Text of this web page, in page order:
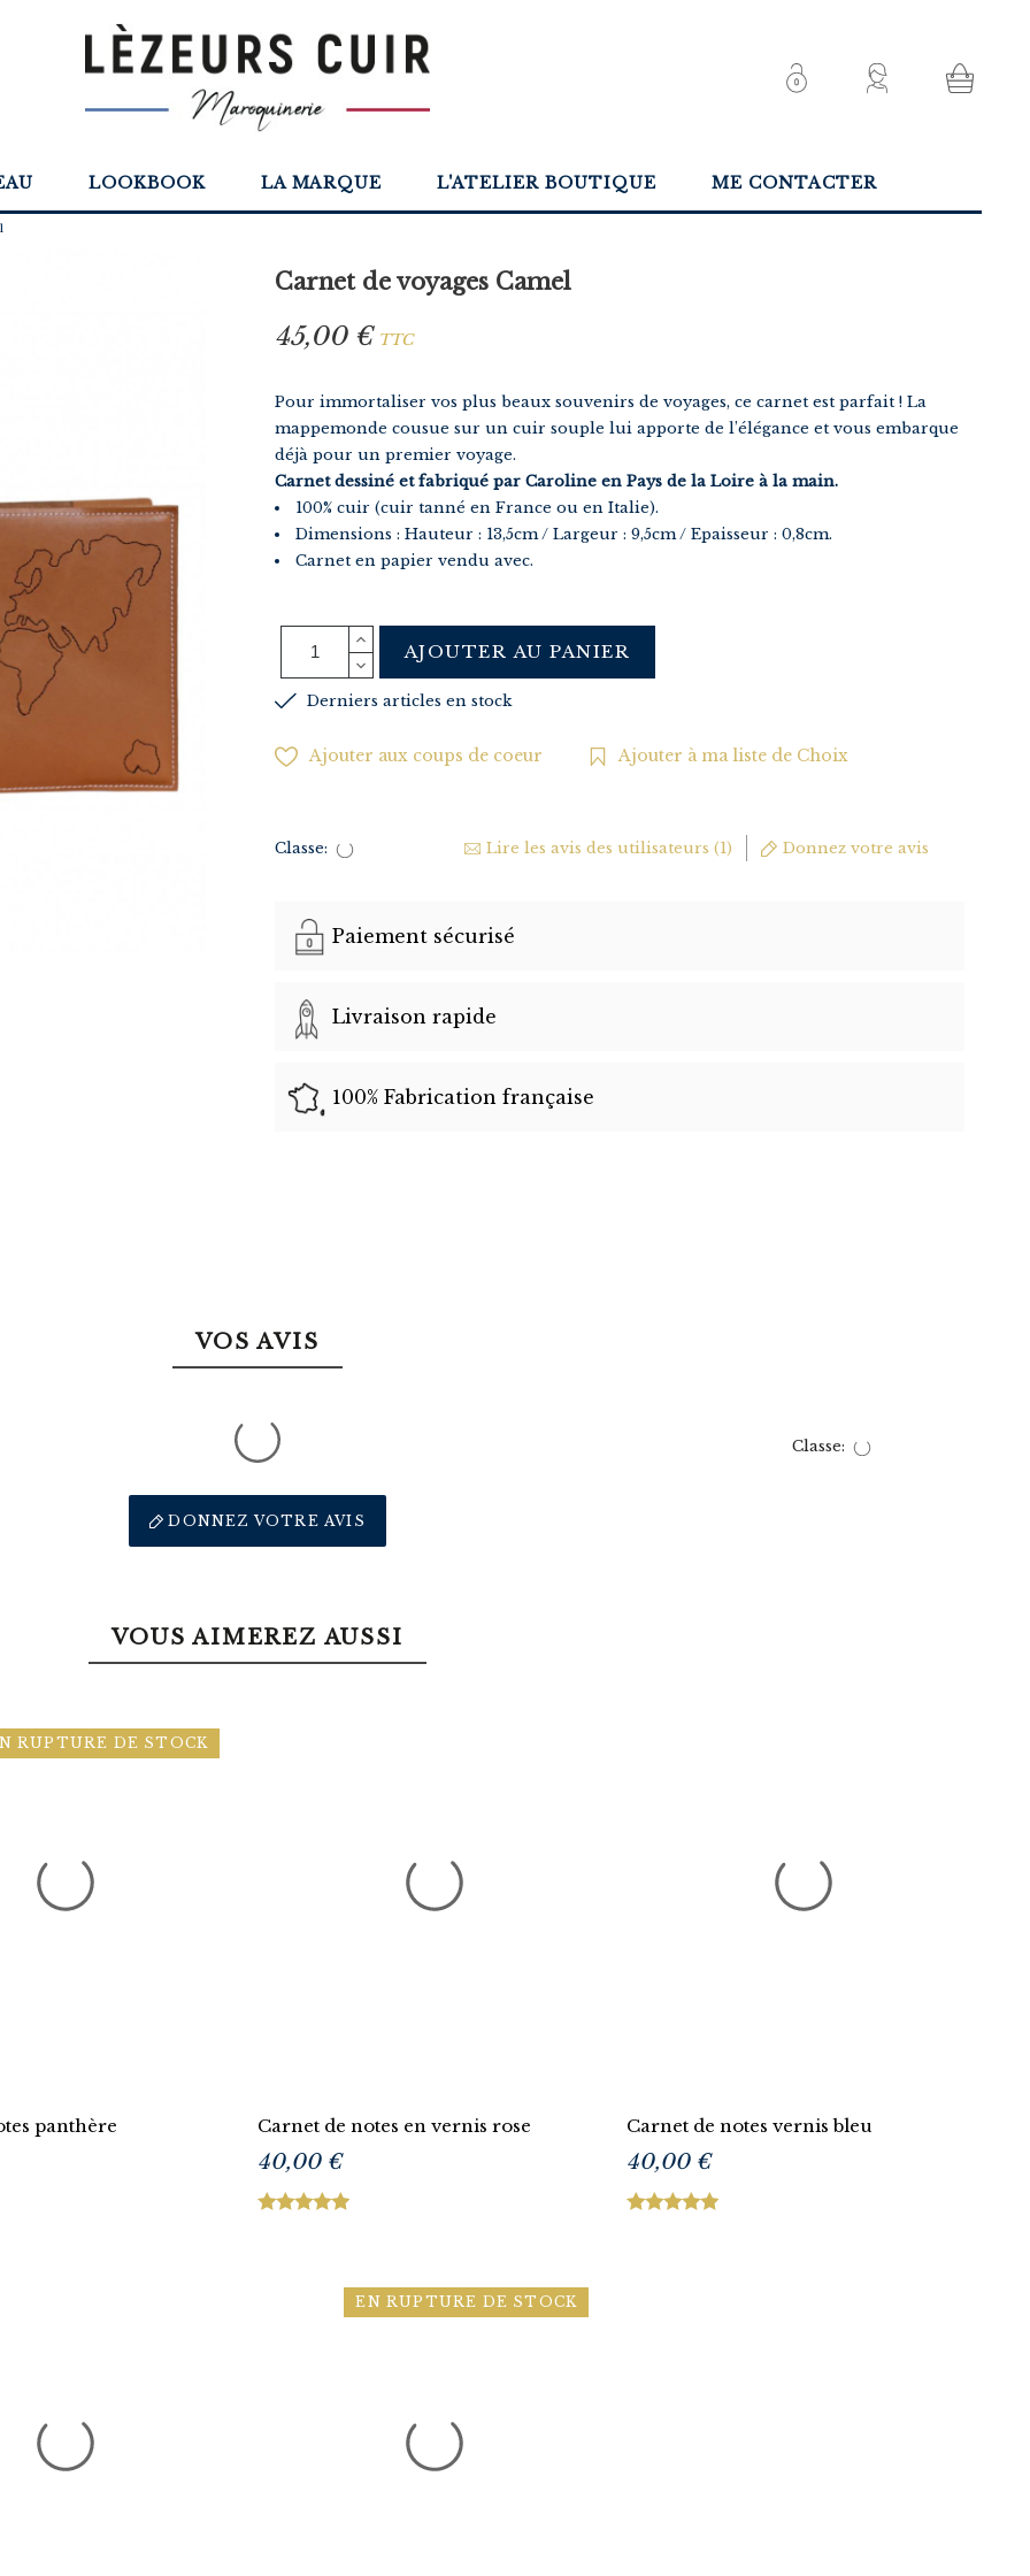
LOOKBOOK LA MARQUE L'ATELIER BOUTIQUE ME CONTACTER
Carnet de voyages Camel
45,00 € TTC
Pour immortaliser vos plus beaux souvenirs de voyages, ce carnet est parfait ! La
mappemonde cousue sur un cuir souple lui apporte de l’élégance et vous embarque
déjà pour un premier voyage.
Carnet dessiné et fabriqué par Caroline en Pays de la Loire à la main.
100% cuir (cuir tanné en France ou en Italie).
Dimensions : Hauteur : 13,5cm / Largeur : 9,5cm / Epaisseur : 0,8cm.
Carnet en papier vendu avec.
AJOUTER AU PANIER
Derniers articles en stock
Ajouter aux coups de coeur Ajouter à ma liste de Choix
Classe: Lire les avis des utilisateurs (1) Donnez votre avis
Paiement sécurisé
Livraison rapide
100% Fabrication française
VOS AVIS
Classe:
DONNEZ VOTRE AVIS
VOUS AIMEREZ AUSSI
panthère
RUPTURE DE STOCK
Carnet de notes en vernis rose
40,00 €
Carnet de notes vernis bleu
40,00 €
EN RUPTURE DE STOCK